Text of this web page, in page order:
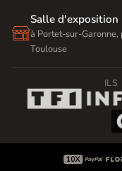

Salle d'exposition
à Portet-sur-Garonne,
Toulouse
ILS
